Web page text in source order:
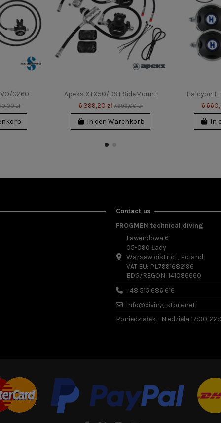
G260
zł
Apeks XTX50/DST SideMount
6.399,20 zł 7.999,00 zł
In den Warenkorb
Halcyon
In
Contact us
FROGMEN technical diving
Lawendowa 6
05-090 Łady
Warsaw district, Poland
VAT EU: PL7991682196
EDG/REGON: 141086660
+48 515 686 616
info@diving-store.net
Poniedziałek - Niedziela 17:00-